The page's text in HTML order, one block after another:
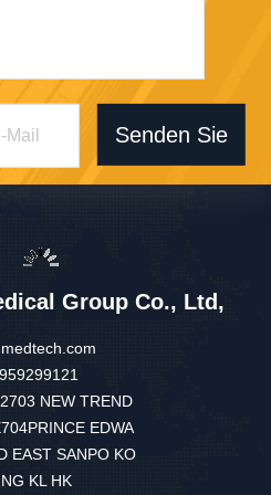
Senden Sie
Group Co., Ltd,
NEW TREND
EDWA
EAST SANPO KO
NG KL HK